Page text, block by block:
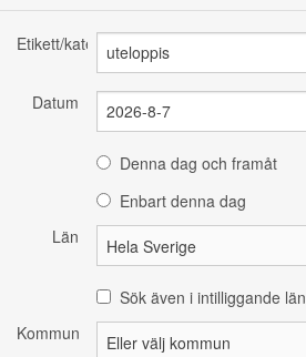
Etikett/kategori
Datum
Denna dag och framåt
Enbart denna dag
Län
Sök även i intilliggande län
Kommun